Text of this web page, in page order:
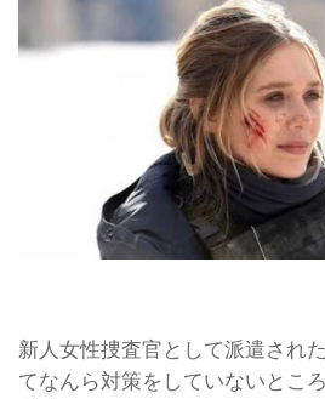
新人女性捜査官として派遣され
てなんら対策をしていないとこ